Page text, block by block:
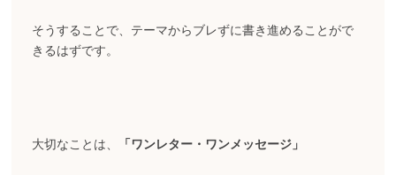
そうすることで、テーマからブレずに書き進めることがで
きるはずです。
大切なことは、 「ワンレター・ワンメッセージ」